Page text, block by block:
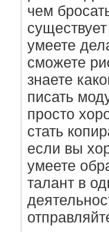
чем
умеете
сможете
знаете
писать
просто
стать
если вы
умеете
талант в